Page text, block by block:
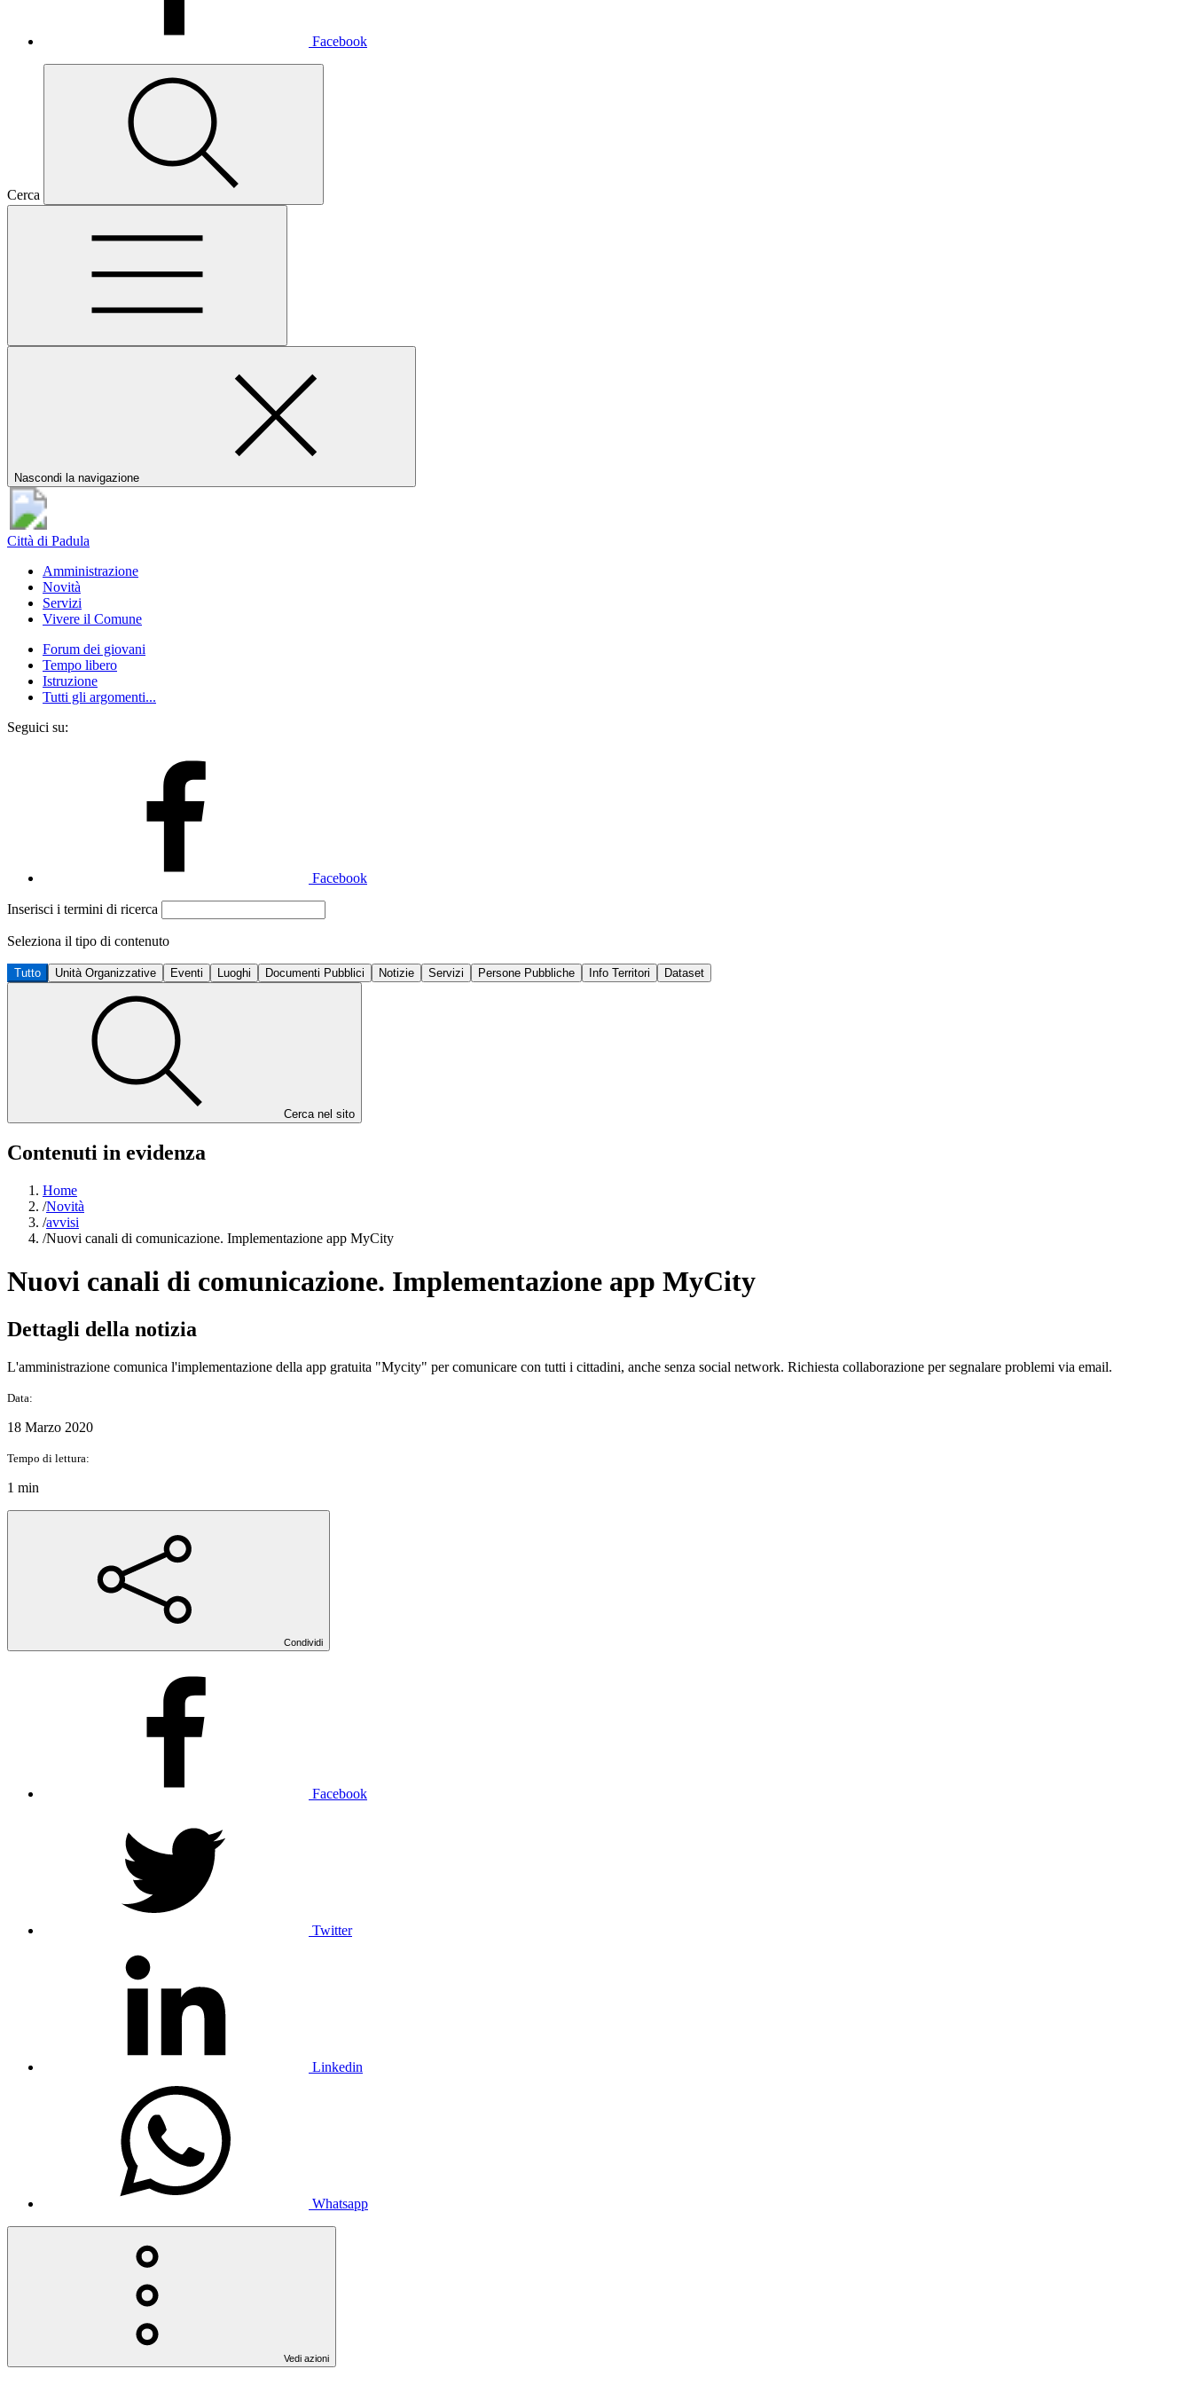
Facebook
Cerca
Nascondi la navigazione
Città di Padula
Amministrazione
Novità
Servizi
Vivere il Comune
Forum dei giovani
Tempo libero
Istruzione
Tutti gli argomenti...
Seguici su:
Facebook
Inserisci i termini di ricerca
Seleziona il tipo di contenuto
Tutto Unità Organizzative Eventi Luoghi Documenti Pubblici Notizie Servizi Persone Pubbliche Info Territori Dataset
Cerca nel sito
Contenuti in evidenza
Home
/Novità
/avvisi
/Nuovi canali di comunicazione. Implementazione app MyCity
Nuovi canali di comunicazione. Implementazione app MyCity
Dettagli della notizia
L'amministrazione comunica l'implementazione della app gratuita "Mycity" per comunicare con tutti i cittadini, anche senza social network. Richiesta collaborazione per segnalare problemi via email.
Data:
18 Marzo 2020
Tempo di lettura:
1 min
Condividi
Facebook
Twitter
Linkedin
Whatsapp
Vedi azioni